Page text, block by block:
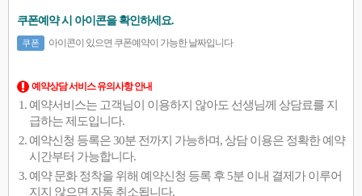
쿠폰예약 시 아이콘을 확인하세요.
쿠폰 아이콘이 있으면 쿠폰예약이 가능한 날짜입니다
예약상담 서비스 유의사항 안내
예약서비스는 고객님이 이용하지 않아도 선생님께 상담료를 지
급하는 제도입니다.
예약신청 등록은 30분 전까지 가능하며, 상담 이용은 정확한 예약
시간부터 가능합니다.
예약 문화 정착을 위해 예약신청 등록 후 5분 이내 결제가 이루어
지지 않으면 자동 취소됩니다.